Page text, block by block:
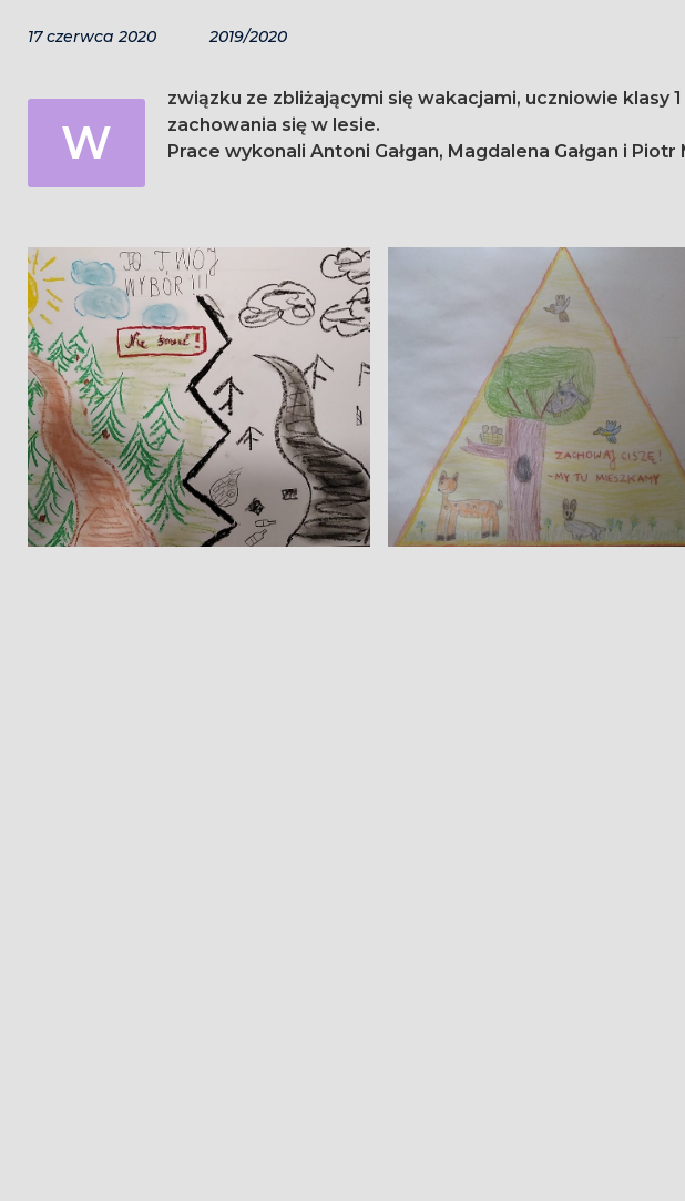
17 czerwca 2020 2019/2020
W
związku ze zbliżającymi się wakacjami, uczniowie klasy
zachowania się w lesie.
Prace wykonali Antoni Gałgan, Magdalena Gałgan i Piotr